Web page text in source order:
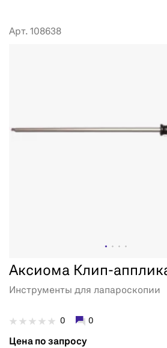
Арт. 108638
Аксиома Клип-
Инструменты для лапароскопии
0 0
Цена по запросу